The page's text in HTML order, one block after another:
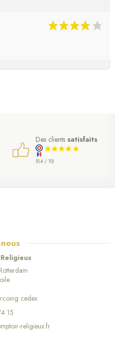
Des clients satisfaits
(9,4 / 10)
cedex
15
religieux.fr